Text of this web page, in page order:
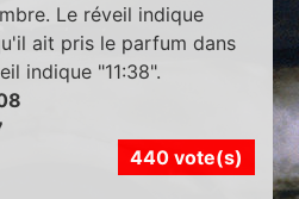
Le réveil indique
ait pris le parfum dans
indique "11:38".
440 vote(s)